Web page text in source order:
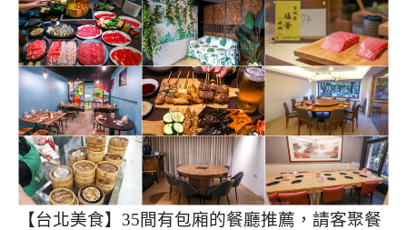
【台北美食】35間有包廂的餐廳推薦，請客聚餐